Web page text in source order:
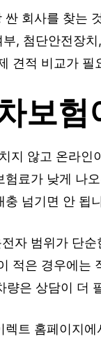
회사를 찾는
, 첨단안전장
견적 비교가 필
보험
지 않고 온라인
료가 낮게 나
충 넘기면 안 됩
자 범위가 단
적은 경우에는
은 상담이 더
트 홈페이지